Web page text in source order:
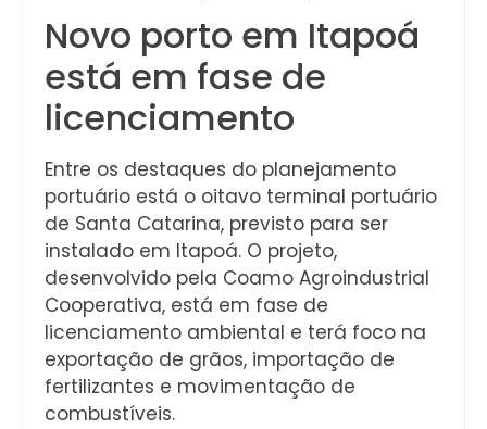
Novo porto em Itapoá
está em fase de
licenciamento
Entre os destaques do planejamento
portuário está o oitavo terminal portuário
de Santa Catarina, previsto para ser
instalado em Itapoá. O projeto,
desenvolvido pela Coamo Agroindustrial
Cooperativa, está em fase de
licenciamento ambiental e terá foco na
exportação de grãos, importação de
fertilizantes e movimentação de
combustíveis.